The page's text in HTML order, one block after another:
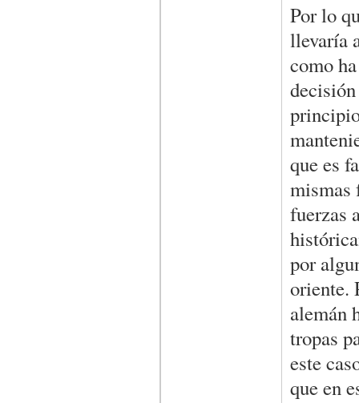
Por lo
llevaría
como
que es
mismas
fuerzas
por
oriente.
alemán
tropas
este
que en